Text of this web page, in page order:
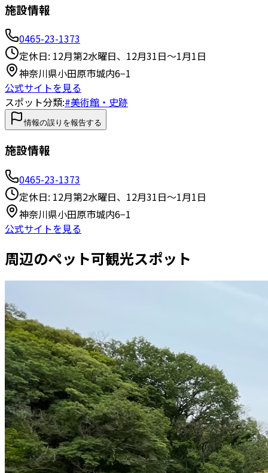
施設情報
0465-23-1373
定休日: 12月第2水曜日、12月31日〜1月1日
神奈川県小田原市城内6−1
公式サイトを見る
スポット分類:#美術館・史跡
情報の誤りを報告する
施設情報
0465-23-1373
定休日: 12月第2水曜日、12月31日〜1月1日
神奈川県小田原市城内6−1
公式サイトを見る
周辺のペット可観光スポット